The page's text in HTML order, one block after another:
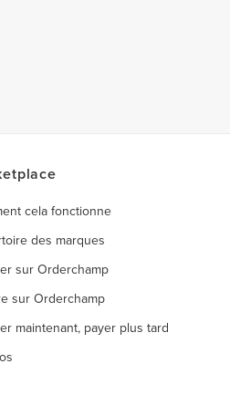
cela fonctionne
des marques
sur Orderchamp
sur Orderchamp
maintenant, payer plus tard